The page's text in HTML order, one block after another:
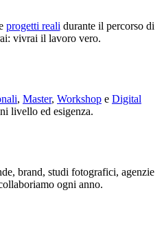
progetti reali durante il percorso di
vivrai il lavoro vero.
, Master, Workshop e Digital
livello ed esigenza.
brand, studi fotografici, agenzie
ogni anno.